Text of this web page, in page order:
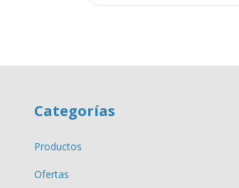
Categorías
Productos
Ofertas